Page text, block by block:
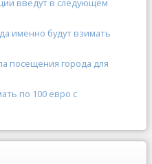
введут в следующем
именно будут взимать
посещения города для
по 100 евро с